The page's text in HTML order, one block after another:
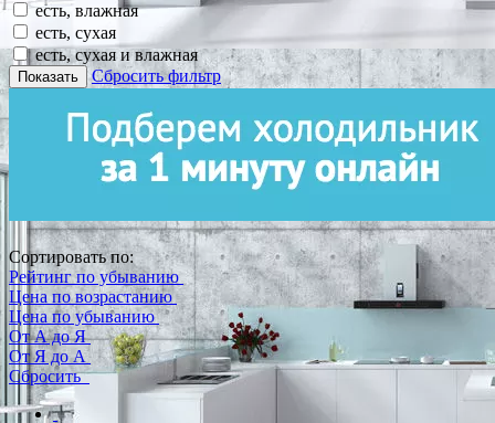
есть, влажная
есть, сухая
есть, сухая и влажная
Показать Сбросить фильтр
Сортировать по:
Рейтинг по убыванию
Цена по возрастанию
Цена по убыванию
От А до Я
От Я до А
Сбросить